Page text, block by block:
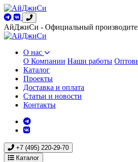
АйДжиСи - Официальный
О нас
О Компании Наши работы
Каталог
Проекты
Доставка и оплата
Статьи и новости
Контакты
+7 (495) 220-29-70
Каталог